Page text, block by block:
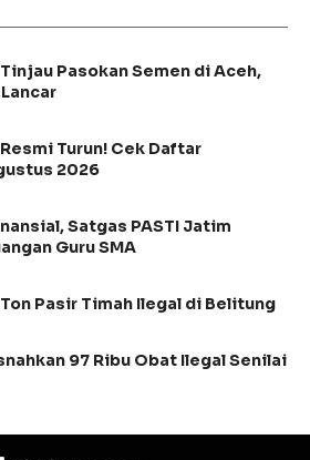
Pasokan Semen di Aceh,
Turun! Cek Daftar
2026
Satgas PASTI Jatim
Guru SMA
Pasir Timah Ilegal di Belitung
97 Ribu Obat Ilegal Senilai